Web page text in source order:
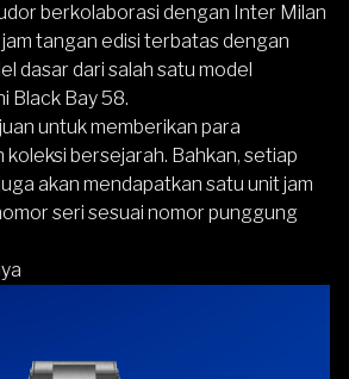
berkolaborasi dengan Inter Milan
tangan edisi terbatas dengan
dasar dari salah satu model
Black Bay 58.
untuk memberikan para
bersejarah. Bahkan, setiap
akan mendapatkan satu unit jam
seri sesuai nomor punggung